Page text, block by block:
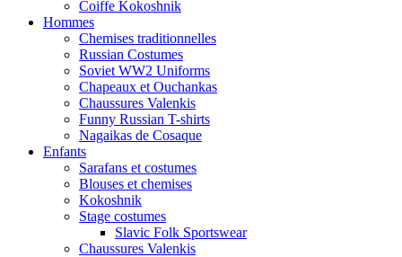
Coiffe Kokoshnik
Hommes
Chemises traditionnelles
Russian Costumes
Soviet WW2 Uniforms
Chapeaux et Ouchankas
Chaussures Valenkis
Funny Russian T-shirts
Nagaikas de Cosaque
Enfants
Sarafans et costumes
Blouses et chemises
Kokoshnik
Stage costumes
Slavic Folk Sportswear
Chaussures Valenkis